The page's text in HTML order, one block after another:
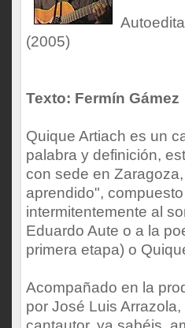
(2005)
Texto: Fermín Gámez
Quique Artiach es un
palabra y definición,
con sede en
aprendido",
intermitentemente al
Eduardo Aute o a la
primera etapa) o
Acompañado en la
por José Luis